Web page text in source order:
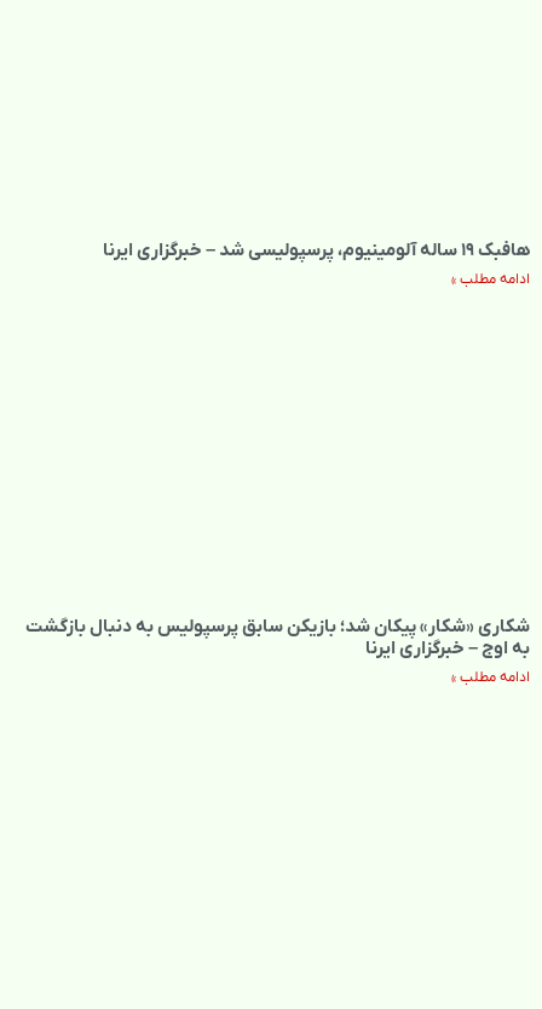
هافبک ۱۹ ساله آلومینیوم، پرسپولیسی شد – خبرگزاری ایرنا
ادامه مطلب »
شکاری «شکار» پیکان شد؛ بازیکن سابق پرسپولیس به دنبال بازگشت
به اوج – خبرگزاری ایرنا
ادامه مطلب »